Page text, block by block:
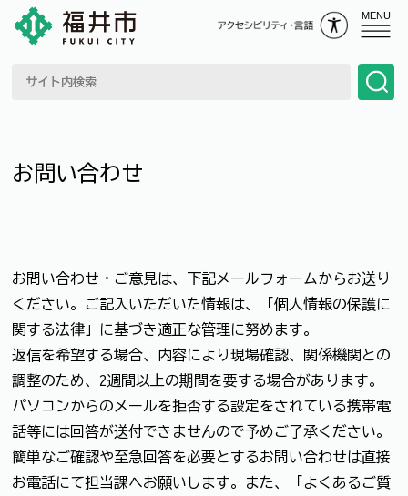
MENU
お問い合わせ
お問い合わせ・ご意見は、下記メールフォームからお送り
ください。ご記入いただいた情報は、「個人情報の保護に
関する法律」に基づき適正な管理に努めます。
返信を希望する場合、内容により現場確認、関係機関との
調整のため、2週間以上の期間を要する場合があります。
パソコンからのメールを拒否する設定をされている携帯電
話等には回答が送付できませんので予めご了承ください。
簡単なご確認や至急回答を必要とするお問い合わせは直接
お電話にて担当課へお願いします。また、「よくあるご質